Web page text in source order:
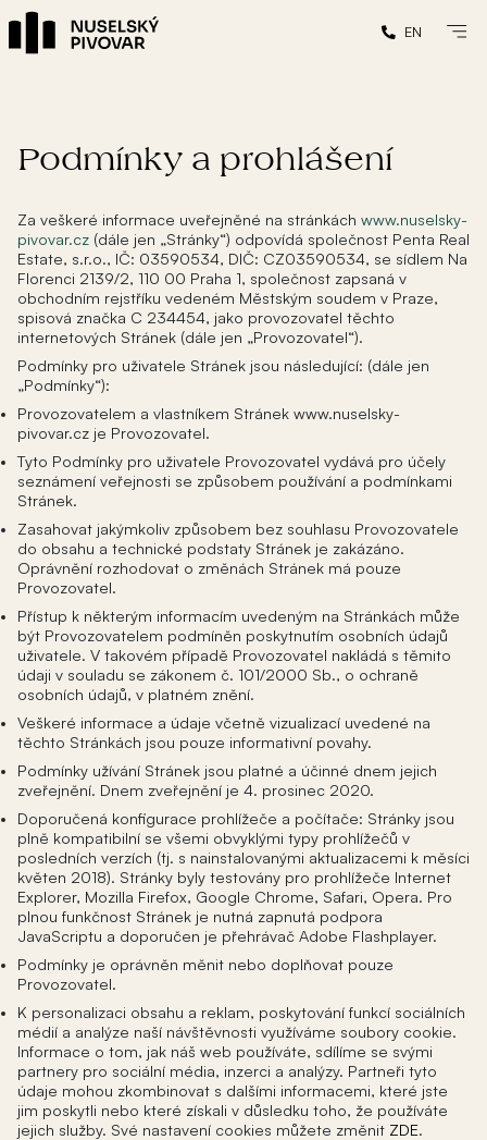
EN
Podmínky a prohlášení
Za veškeré informace uveřejněné na stránkách www.nuselsky-
pivovar.cz (dále jen „Stránky“) odpovídá společnost Penta Real
Estate, s.r.o., IČ: 03590534, DIČ: CZ03590534, se sídlem Na
Florenci 2139/2, 110 00 Praha 1, společnost zapsaná v
obchodním rejstříku vedeném Městským soudem v Praze,
spisová značka C 234454, jako provozovatel těchto
internetových Stránek (dále jen „Provozovatel“).
Podmínky pro uživatele Stránek jsou následující: (dále jen
„Podmínky“):
Provozovatelem a vlastníkem Stránek www.nuselsky-
pivovar.cz je Provozovatel.
Tyto Podmínky pro uživatele Provozovatel vydává pro účely
seznámení veřejnosti se způsobem používání a podmínkami
Stránek.
Zasahovat jakýmkoliv způsobem bez souhlasu Provozovatele
do obsahu a technické podstaty Stránek je zakázáno.
Oprávnění rozhodovat o změnách Stránek má pouze
Provozovatel.
Přístup k některým informacím uvedeným na Stránkách může
být Provozovatelem podmíněn poskytnutím osobních údajů
uživatele. V takovém případě Provozovatel nakládá s těmito
údaji v souladu se zákonem č. 101/2000 Sb., o ochraně
osobních údajů, v platném znění.
Veškeré informace a údaje včetně vizualizací uvedené na
těchto Stránkách jsou pouze informativní povahy.
Podmínky užívání Stránek jsou platné a účinné dnem jejich
zveřejnění. Dnem zveřejnění je 4. prosinec 2020.
Doporučená konfigurace prohlížeče a počítače: Stránky jsou
plně kompatibilní se všemi obvyklými typy prohlížečů v
posledních verzích (tj. s nainstalovanými aktualizacemi k měsíci
květen 2018). Stránky byly testovány pro prohlížeče Internet
Explorer, Mozilla Firefox, Google Chrome, Safari, Opera. Pro
plnou funkčnost Stránek je nutná zapnutá podpora
JavaScriptu a doporučen je přehrávač Adobe Flashplayer.
Podmínky je oprávněn měnit nebo doplňovat pouze
Provozovatel.
K personalizaci obsahu a reklam, poskytování funkcí sociálních
médií a analýze naší návštěvnosti využíváme soubory cookie.
Informace o tom, jak náš web používáte, sdílíme se svými
partnery pro sociální média, inzerci a analýzy. Partneři tyto
údaje mohou zkombinovat s dalšími informacemi, které jste
jim poskytli nebo které získali v důsledku toho, že používáte
jejich služby. Své nastavení cookies můžete změnit ZDE.